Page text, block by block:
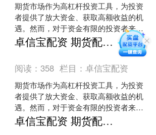
期货市场作为高杠杆投资工具，为投资
者提供了放大资金、获取高额收益的机
遇。然而，对于资金有限的投资者来
说，期货配资代理成为了实现资金放大
的有效途径。1. 杠杆风险：股票配资
卓信宝配资 期货配资代理：助力资金放大，把握市场机遇
阅读：358 栏目：卓信宝配资
期货市场作为高杠杆投资工具，为投资
者提供了放大资金、获取高额收益的机
遇。然而，对于资金有限的投资者来
说，期货配资代理成为了实现资金放大
的有效途径。1. 杠杆风险：股票配资
卓信宝配资 期货配资代理：助力资金放大，把握市场机遇